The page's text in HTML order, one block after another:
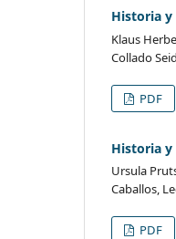
Historia y
Klaus
Collado
PDF
Historia y
Ursula
Caballos,
PDF